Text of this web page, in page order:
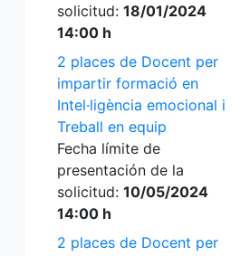
solicitud: 18/01/2024
14:00 h
2 places de Docent per
impartir formació en
Intel·ligència emocional i
Treball en equip
Fecha límite de
presentación de la
solicitud: 10/05/2024
14:00 h
2 places de Docent per